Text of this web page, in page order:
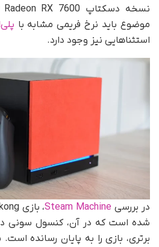
موضوع باید نرخ فریمی مشابه با
استثناهایی نیز وجود دارد.
در بررسی Steam Machine
برتری، بازی را به پایان رسانده